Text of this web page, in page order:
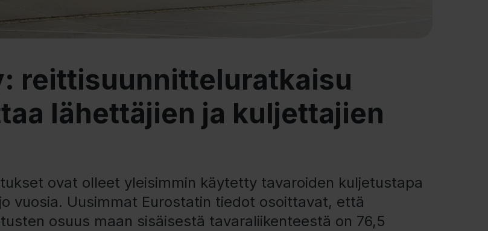
reittisuunnitteluratkaisu
lähettäjien ja kuljettajien
ovat olleet yleisimmin käytetty tavaroiden kuljetustapa
vuosia. Uusimmat Eurostatin tiedot osoittavat, että
osuus maan sisäisestä tavaraliikenteestä on 76,5